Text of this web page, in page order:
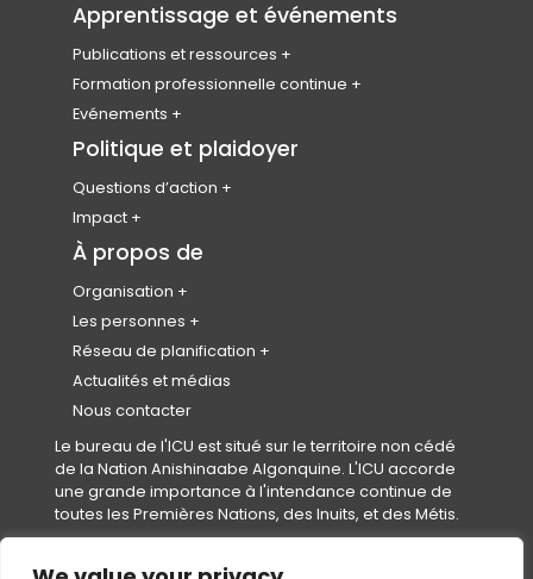
Enquête nationale sur l’emploi
Le collège des Fellows
Badges numériques
Prix canadiens d’excellence en
urbanisme
Le Prix de l’urbaniste émergent
Membres honoraires
Apprentissage et événements
Publications et ressources
Plan Canada
Revue canadienne de planification et de
Bibliothèque de ressources
Formation professionnelle continue
CAP HUB
Enregistrez votre CPL
Evénements
Congrès national
Journée mondiale de l’urbanisme
Calendrier des événements
Code de conduite de l’événement
Politique et plaidoyer
Questions d’action
Changement climatique
Collectivités saines
Equity, Diversity & Inclusion
Réconciliation
Impact
Partenariats et représentants
À propos de
Organisation
À propos de nous
Plan stratégique et impact
Conseil d’administration
Gouvernance
Les personnes
Notre équipe
Rejoindre notre équipe
Réseau de planification
Instituts et Associations Provinciaux et
(CNP)(
o
p
e
n
Secrétariats
Le fonds en fidéicommis pour étudiants
en urbanisme et aménagement de l’ICU
Actualités et médias
Nous contacter
Le bureau de l'ICU est situé sur le territoire non cédé
de la Nation Anishinaabe Algonquine. L'ICU accorde
une grande importance à l'intendance continue de
toutes les Premières Nations, des Inuits, et des Métis.